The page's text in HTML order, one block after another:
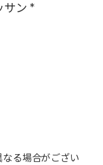
サン *
る場合がござい